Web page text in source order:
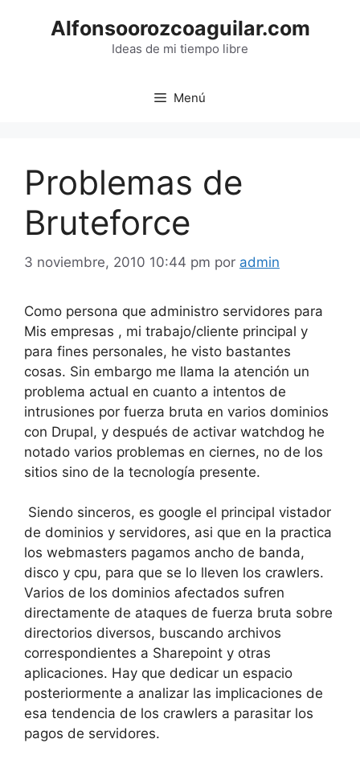
Alfonsoorozcoaguilar.com
Ideas de mi tiempo libre
Menú
Problemas de
Bruteforce
3 noviembre, 2010 10:44 pm por admin
Como persona que administro servidores para
Mis empresas , mi trabajo/cliente principal y
para fines personales, he visto bastantes
cosas. Sin embargo me llama la atención un
problema actual en cuanto a intentos de
intrusiones por fuerza bruta en varios dominios
con Drupal, y después de activar watchdog he
notado varios problemas en ciernes, no de los
sitios sino de la tecnología presente.
Siendo sinceros, es google el principal vistador
de dominios y servidores, asi que en la practica
los webmasters pagamos ancho de banda,
disco y cpu, para que se lo lleven los crawlers.
Varios de los dominios afectados sufren
directamente de ataques de fuerza bruta sobre
directorios diversos, buscando archivos
correspondientes a Sharepoint y otras
aplicaciones. Hay que dedicar un espacio
posteriormente a analizar las implicaciones de
esa tendencia de los crawlers a parasitar los
pagos de servidores.